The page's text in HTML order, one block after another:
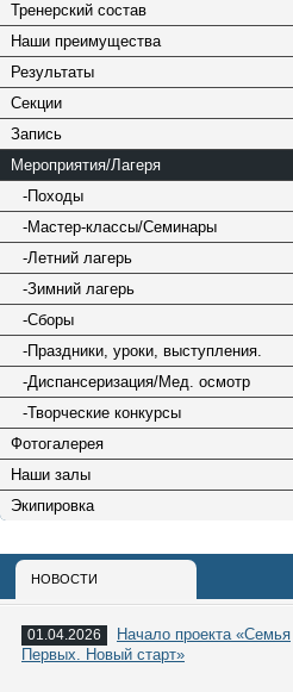
Тренерский состав
Наши преимущества
Результаты
Секции
Запись
Мероприятия/Лагеря
-Походы
-Мастер-классы/Семинары
-Летний лагерь
-Зимний лагерь
-Сборы
-Праздники, уроки, выступления.
-Диспансеризация/Мед. осмотр
-Творческие конкурсы
Фотогалерея
Наши залы
Экипировка
НОВОСТИ
01.04.2026
Начало проекта «Семья
Первых. Новый старт»